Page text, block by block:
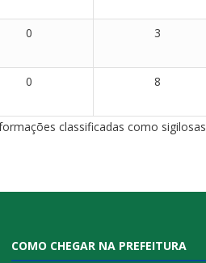
0 3
0 8
classificadas como sigilosas
COMO CHEGAR NA PREFEITURA